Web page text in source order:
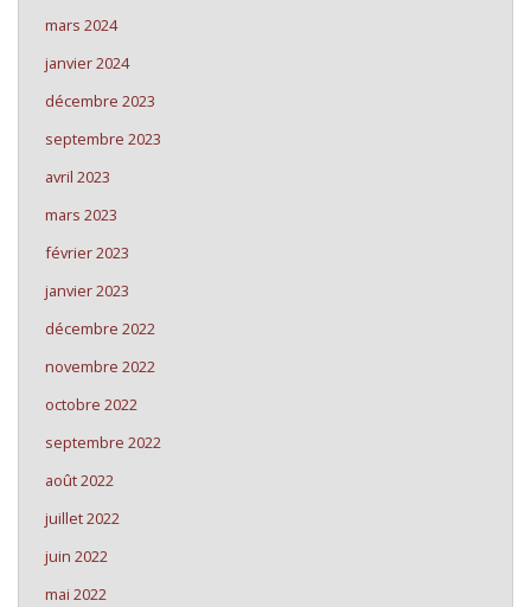
mars 2024
janvier 2024
décembre 2023
septembre 2023
avril 2023
mars 2023
février 2023
janvier 2023
décembre 2022
novembre 2022
octobre 2022
septembre 2022
août 2022
juillet 2022
juin 2022
mai 2022